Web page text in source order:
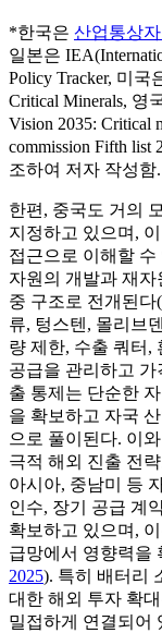
*한국은 산업통상
일본은
Policy Tracker, 미국
Critical Minerals, 영
Vision 2035: Critical
commission Fifth list
조하여 저자 작성함.
한편, 중국도 거의
지정하고 있으며,
접근으로 이해할 수
자원의 개발과 재자
중 구조로 전개된다(
류, 텅스텐, 몰리브
량 제한, 수출 쿼터,
공급을 관리하고
출 통제는 단순한
을 확보하고 자국
으로 풀이된다. 이
극적 해외 진출 전
아시아, 중남미 등
인수, 장기 공급 계
확보하고 있으며,
급망에서 영향력을
2025). 특히 배터리
대한 해외 투자 확
밀접하게 연결되어